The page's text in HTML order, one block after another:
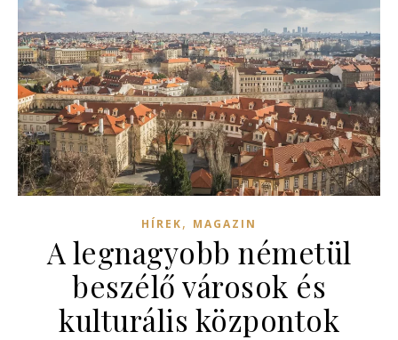
HÍREK, MAGAZIN
A legnagyobb németül
beszélő városok és
kulturális központok